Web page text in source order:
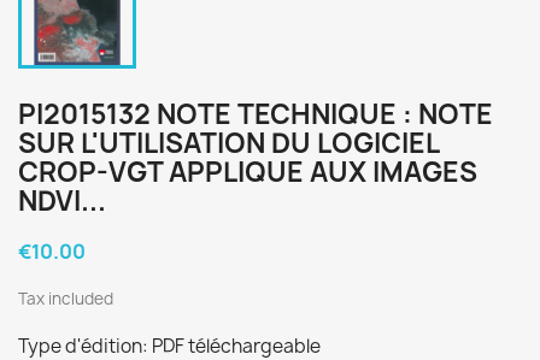
PI2015132 NOTE TECHNIQUE : NOTE
SUR L'UTILISATION DU LOGICIEL
CROP-VGT APPLIQUE AUX IMAGES
NDVI...
€10.00
Tax included
Type d'édition: PDF téléchargeable